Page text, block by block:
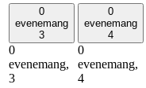
0
evenemang
3
0
evenemang,
3
0
evenemang
4
0
evenemang,
4